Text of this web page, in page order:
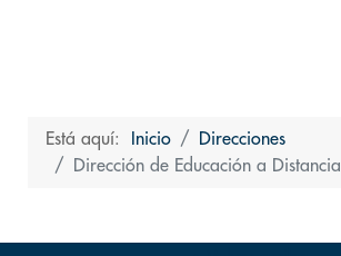
Está aquí: Inicio
Direcciones
Dirección de Educación a Distancia